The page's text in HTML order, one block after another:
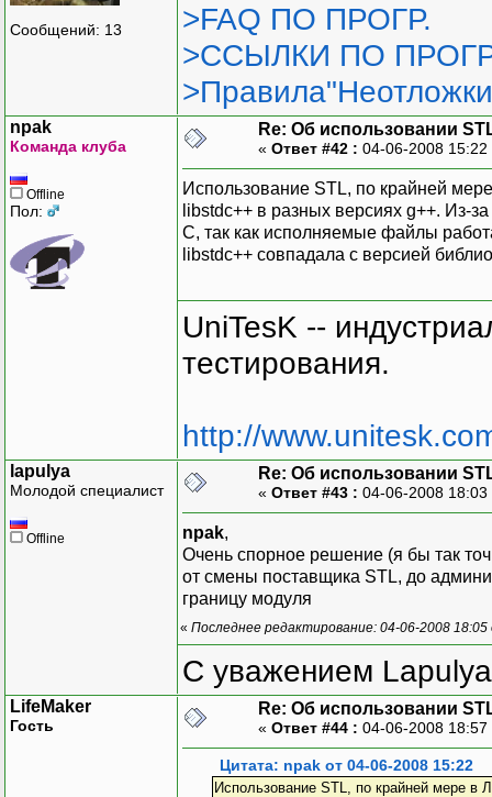
Сообщений: 13
>FAQ ПО ПРОГР.
>ССЫЛКИ ПО
npak
Команда клуба
Offline
Пол:
Re: Об использовании
« Ответ #42 : 04-06-2008
Использование STL, по крайней
libstdc++ в разных версиях g++. Из-
С, так как исполняемые файлы
libstdc++ совпадала с версией
UniTesK --
тестирования.
http://
lapulya
Молодой специалист
Offline
Re: Об использовании
« Ответ #43 : 04-06-2008
npak,
Очень спорное решение (я бы так
от смены поставщика STL, до
границу модуля
« Последнее редактирование: 04-06-2008
С уважением Lapulya
LifeMaker
Гость
Re: Об использовании
« Ответ #44 : 04-06-2008
Цитата: npak от 04-06-2008 15:22
Использование STL, по крайней мере в